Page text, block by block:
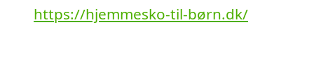
https://hjemmesko-til-børn.dk/